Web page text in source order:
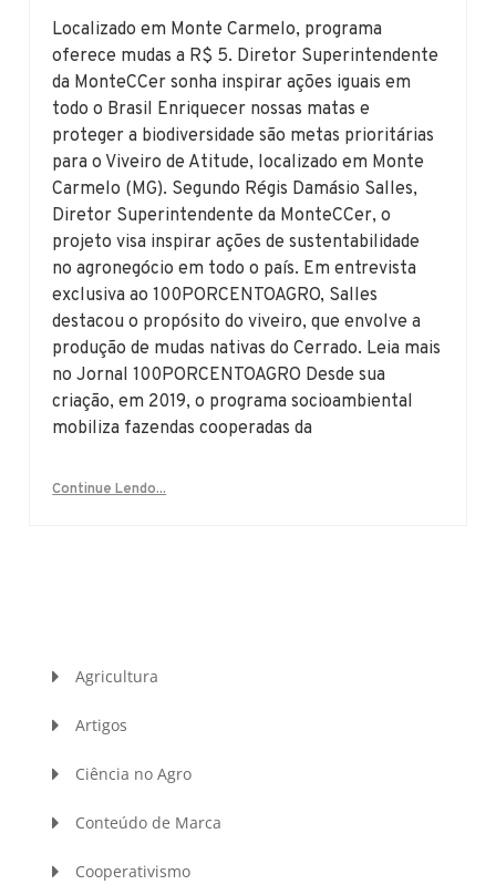
Localizado em Monte Carmelo, programa
oferece mudas a R$ 5. Diretor Superintendente
da MonteCCer sonha inspirar ações iguais em
todo o Brasil Enriquecer nossas matas e
proteger a biodiversidade são metas prioritárias
para o Viveiro de Atitude, localizado em Monte
Carmelo (MG). Segundo Régis Damásio Salles,
Diretor Superintendente da MonteCCer, o
projeto visa inspirar ações de sustentabilidade
no agronegócio em todo o país. Em entrevista
exclusiva ao 100PORCENTOAGRO, Salles
destacou o propósito do viveiro, que envolve a
produção de mudas nativas do Cerrado. Leia mais
no Jornal 100PORCENTOAGRO Desde sua
criação, em 2019, o programa socioambiental
mobiliza fazendas cooperadas da
Continue Lendo...
Agricultura
Artigos
Ciência no Agro
Conteúdo de Marca
Cooperativismo